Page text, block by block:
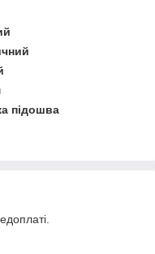
підошва